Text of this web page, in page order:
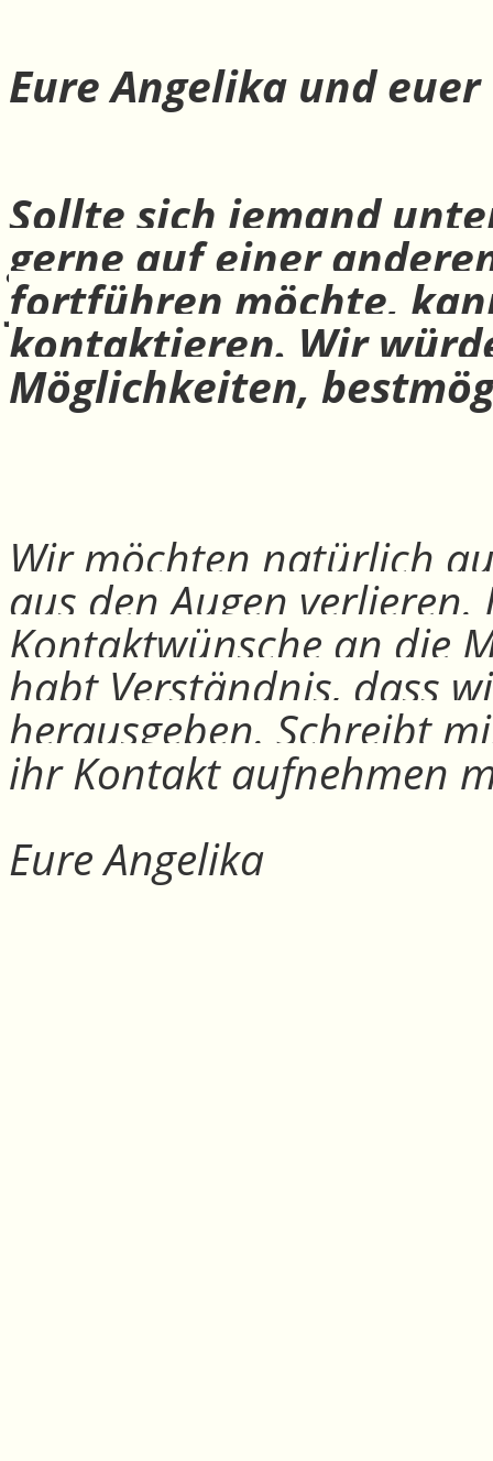
Eure Angelika und
Sollte sich jemand
gerne auf einer
fortführen möchte,
kontaktieren. Wir
Möglichkeiten,
Wir möchten natürlich
aus den Augen
Kontaktwünsche an die
habt Verständnis, dass
herausgeben. Schreibt
ihr Kontakt aufnehmen
Eure Angelika